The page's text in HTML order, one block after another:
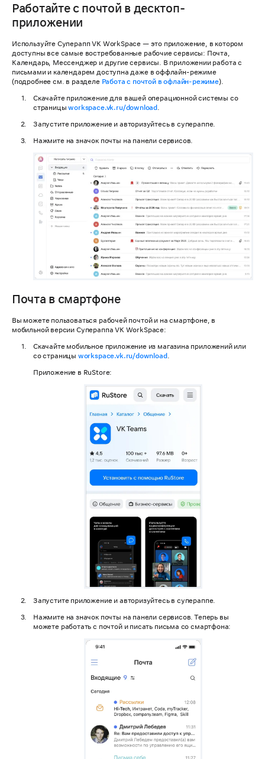
Работайте с почтой в десктоп-
приложении
Используйте Суперапп VK WorkSpace — это приложение, в котором
доступны все самые востребованные рабочие сервисы: Почта,
Календарь, Мессенджер и другие сервисы. В приложении работа с
письмами и календарем доступна даже в оффлайн-режиме
(подробнее см. в разделе Работа с почтой в офлайн-режиме).
Скачайте приложение для вашей операционной системы со
страницыworkspace.vk.ru/download
Запустите приложение и авторизуйтесь в супераппе.
Нажмите на значок почты на панели сервисов.
Почта в смартфоне
Вы можете пользоваться рабочей почтой и на смартфоне, в
мобильной версии Супераппа VK WorkSpace:
Скачайте мобильное приложение из магазина приложений или
со страницы workspace.vk.ru/download.
Приложение в RuStore:
Запустите приложение и авторизуйтесь в супераппе.
Нажмите на значок почты на панели сервисов. Теперь вы
можете работать с почтой и писать письма со смартфона: